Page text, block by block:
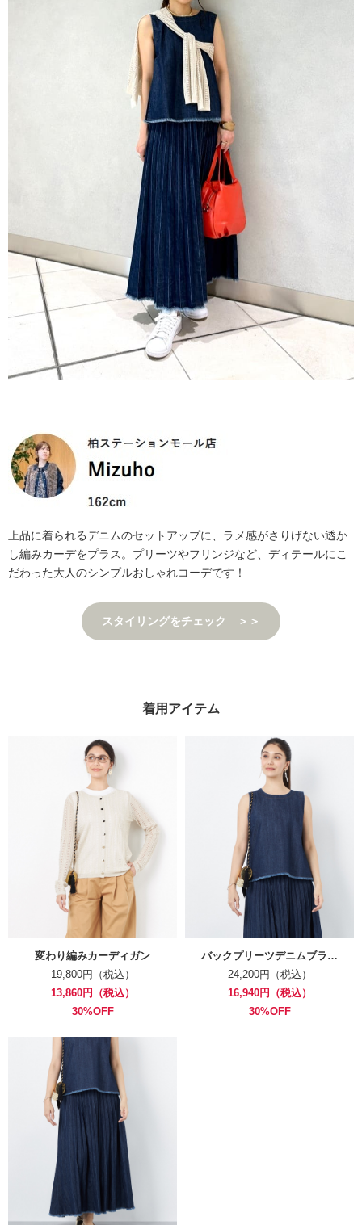
上品に着られるデニムのセットアップに、ラメ感がさりげない透か
し編みカーデをプラス。プリーツやフリンジなど、ディテールにこ
だわった大人のシンプルおしゃれコーデです！
スタイリングをチェック ＞＞
着用アイテム
変わり編みカーディガン
19,800円（税込）
13,860円（税込）
30%OFF
バックプリーツデニムブラ…
24,200円（税込）
16,940円（税込）
30%OFF